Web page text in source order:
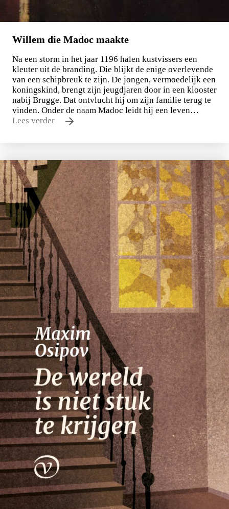
Nico Dros
Willem die Madoc maakte
€29,00
LEES MEER
Willem die Madoc maakte
Na een storm in het jaar 1196 halen kustvissers een
kleuter uit de branding. Die blijkt de enige overlevende
van een schipbreuk te zijn. De jongen, vermoedelijk een
koningskind, brengt zijn jeugdjaren door in een klooster
nabij Brugge. Dat ontvlucht hij om zijn familie terug te
vinden. Onder de naam Madoc leidt hij een leven…
Lees verder